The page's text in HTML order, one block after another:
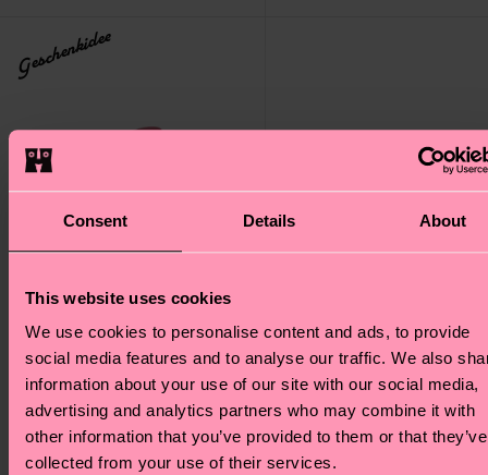
Consent Details About
This website uses cookies
We use cookies to personalise content and ads, to provide
social media features and to analyse our traffic. We also
information about your use of our site with our social media,
advertising and analytics partners who may combine it with
other information that you’ve provided to them or that they’ve
collected from your use of their services.
Geschenkidee
2-Pack Valentine’s Socks
Gift Set
4-Pack Pink Socks Gift
Set